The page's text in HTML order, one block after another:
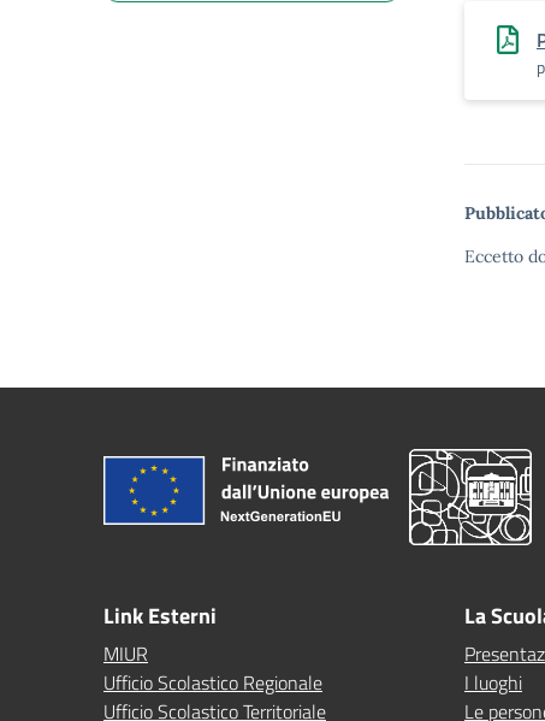
Eccetto
Link Esterni
MIUR
Ufficio Scolastico Regionale
Ufficio Scolastico Territoriale
La
I luoghi
Le